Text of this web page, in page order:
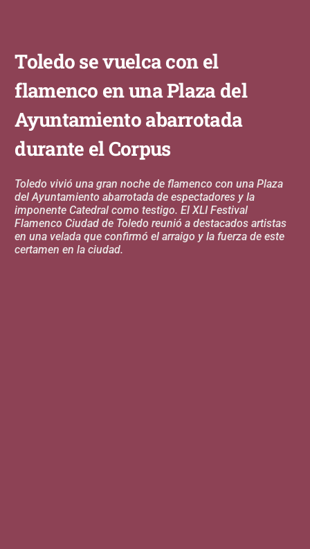
Toledo se vuelca con el
flamenco en una Plaza del
Ayuntamiento abarrotada
durante el Corpus
Toledo vivió una gran noche de flamenco con una Plaza
del Ayuntamiento abarrotada de espectadores y la
imponente Catedral como testigo. El XLI Festival
Flamenco Ciudad de Toledo reunió a destacados artistas
en una velada que confirmó el arraigo y la fuerza de este
certamen en la ciudad.